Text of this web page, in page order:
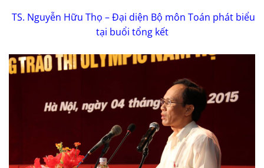
TS. Nguyễn Hữu Thọ – Đại diện Bộ môn Toán phát biểu
tại buổi tổng kết